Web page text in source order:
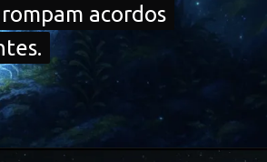
acordos
acordos